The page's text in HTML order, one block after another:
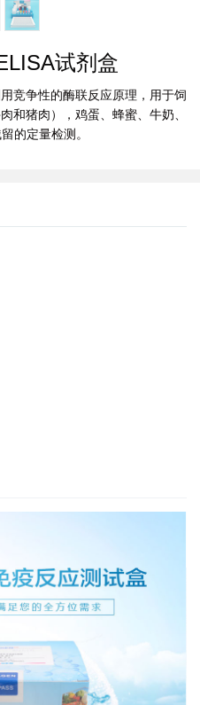
试剂盒
竞争性的酶联反应原理，用于饲
和猪肉），鸡蛋、蜂蜜、牛奶、
的定量检测。